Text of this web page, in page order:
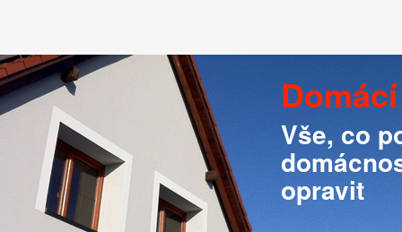
Vše, co
opravit